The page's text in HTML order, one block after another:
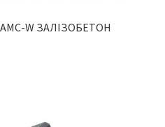
W ЗАЛІЗОБЕТОН